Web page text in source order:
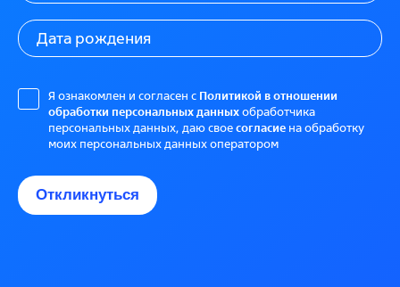
Я ознакомлен и согласен с Политикой в отношении
обработки персональных данныхобработчика
персональных данных, даю своесогласие на обработку
моих персональных данных оператором
Откликнуться